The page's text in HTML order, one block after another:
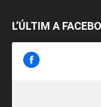
L’ÚLTIM A